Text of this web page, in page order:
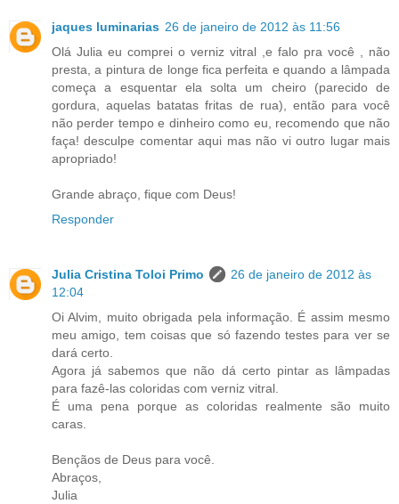
jaques luminarias 26 de janeiro de 2012 às 11:56
Olá Julia eu comprei o verniz vitral ,e falo pra você , não
presta, a pintura de longe fica perfeita e quando a lâmpada
começa a esquentar ela solta um cheiro (parecido de
gordura, aquelas batatas fritas de rua), então para você
não perder tempo e dinheiro como eu, recomendo que não
faça! desculpe comentar aqui mas não vi outro lugar mais
apropriado!
Grande abraço, fique com Deus!
Responder
Julia Cristina Toloi Primo
26 de janeiro de 2012 às
12:04
Oi Alvim, muito obrigada pela informação. É assim mesmo
meu amigo, tem coisas que só fazendo testes para ver se
dará certo.
Agora já sabemos que não dá certo pintar as lâmpadas
para fazê-las coloridas com verniz vitral.
É uma pena porque as coloridas realmente são muito
caras.
Bençãos de Deus para você.
Abraços,
Julia